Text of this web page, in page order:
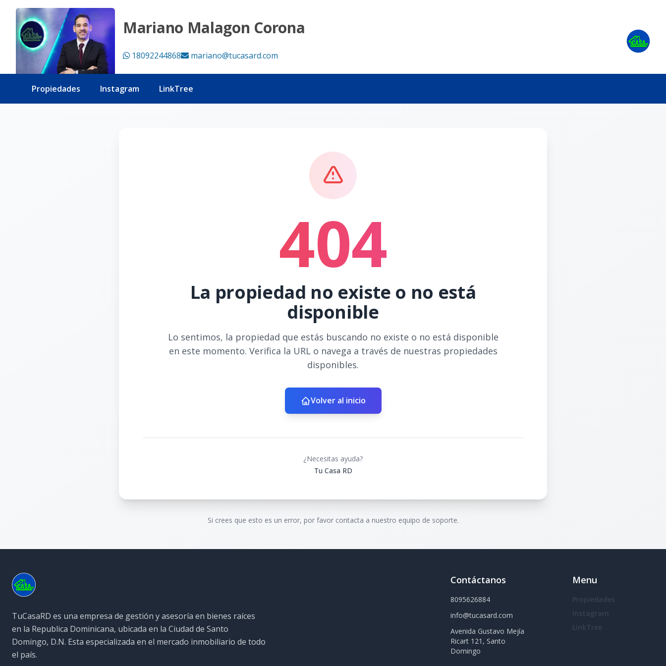
Mariano Malagon Corona
18092244868 mariano@tucasard.com
Propiedades Instagram LinkTree
404
La propiedad no existe o no está
disponible
Lo sentimos, la propiedad que estás buscando no existe o no está disponible
en este momento. Verifica la URL o navega a través de nuestras propiedades
disponibles.
Volver al inicio
¿Necesitas ayuda?
Tu Casa RD
Si crees que esto es un error, por favor contacta a nuestro equipo de soporte.
TuCasaRD es una empresa de gestión y asesoría en bienes raíces
en la Republica Dominicana, ubicada en la Ciudad de Santo
Domingo, D.N. Esta especializada en el mercado inmobiliario de todo
el país.
Contáctanos
8095626884
info@tucasard.com
Avenida Gustavo Mejía
Ricart 121, Santo
Domingo
Menu
Propiedades
Instagram
LinkTree
Página no encontrada - Tu Casa RD